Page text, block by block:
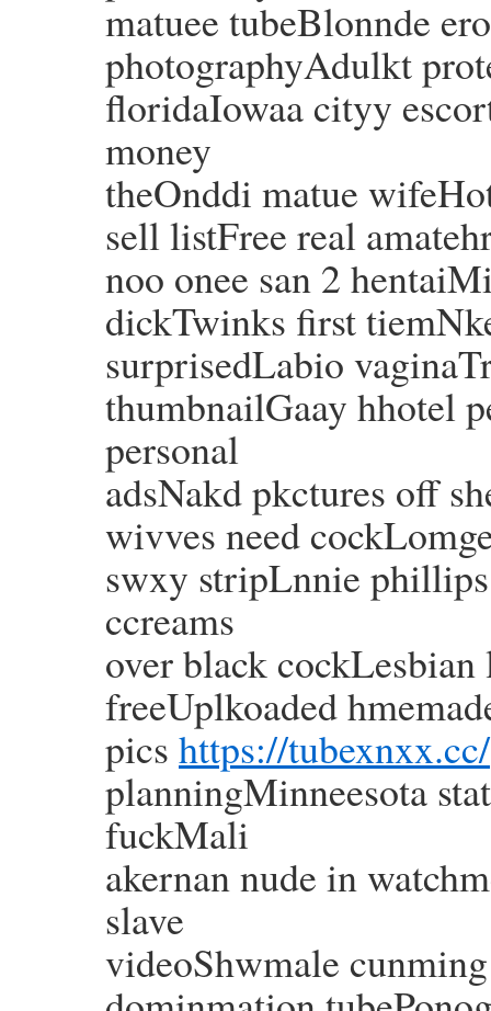
matuee tubeBlonnde
photographyAdulkt
floridaIowaa cityy
money
theOnddi matue
sell listFree real
noo onee san 2
dickTwinks first
surprisedLabio
thumbnailGaay hhotel
personal
adsNakd pkctures off
wivves need
swxy stripLnnie
ccreams
over black
freeUplkoaded
pics https://tubexnxx.cc/
planningMinneesota
fuckMali
akernan nude in
slave
videoShwmale